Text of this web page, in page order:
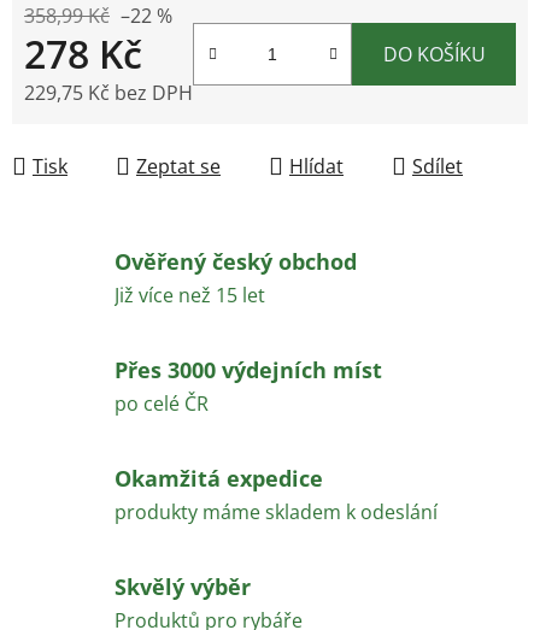
358,99 Kč –22 %
278 Kč
229,75 Kč bez DPH
DO KOŠÍKU
Tisk Zeptat se Hlídat Sdílet
Ověřený český obchod
Již více než 15 let
Přes 3000 výdejních míst
po celé ČR
Okamžitá expedice
produkty máme skladem k odeslání
Skvělý výběr
Produktů pro rybáře